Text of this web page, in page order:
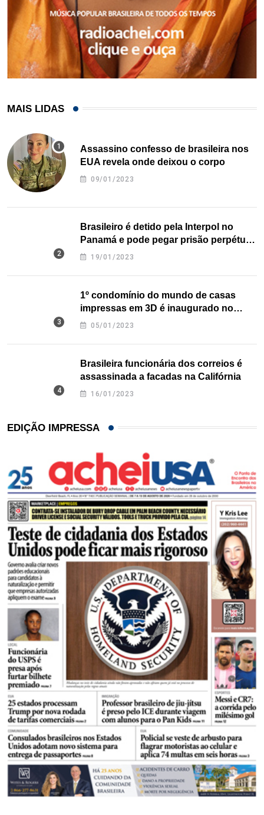
MAIS LIDAS
Assassino confesso de brasileira nos
EUA revela onde deixou o corpo
09/01/2023
Brasileiro é detido pela Interpol no
Panamá e pode pegar prisão perpétua
nos EUA
19/01/2023
1º condomínio do mundo de casas
impressas em 3D é inaugurado no
Texas
05/01/2023
Brasileira funcionária dos correios é
assassinada a facadas na Califórnia
16/01/2023
EDIÇÃO IMPRESSA